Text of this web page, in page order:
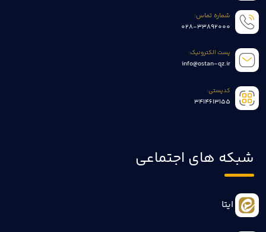
شماره تماس:
028-33892000
پست الکترونیک:
info@ostan-qz.ir
کدپستی:
3414613155
شبکه های اجتماعی
ایتا